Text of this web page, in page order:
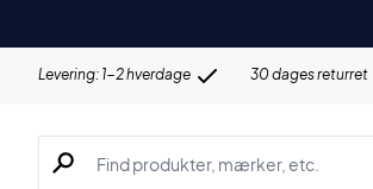
Levering: 1-2 hverdage 30 dages returret
Søg efter produkter, mærker etc.